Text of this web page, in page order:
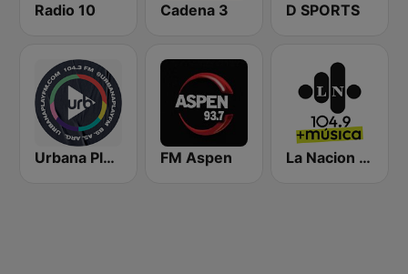
Radio 10 Cadena 3 D SPORTS
Urbana Play 104.3 FM FM Aspen La Nacion 104.9